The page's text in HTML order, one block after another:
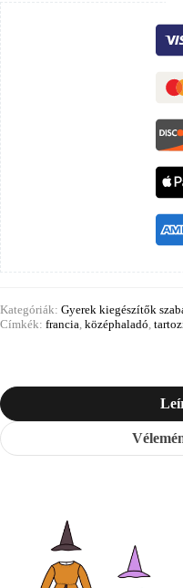
Kategóriák: Gyerek kiegészítők
Címkék: francia középhaladó